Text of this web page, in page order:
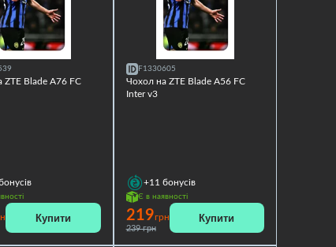
ZTE Blade A76 FC
Купити
F1330605
Чохол на ZTE Blade A56 FC
Inter v3
+11 бонусів
Є в наявності
219грн
239 грн
Купити